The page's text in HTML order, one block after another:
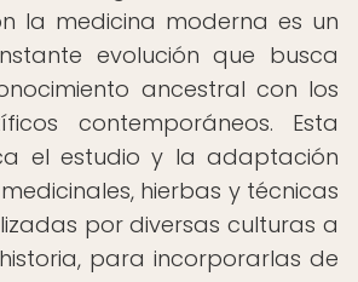
la medicina moderna es un
evolución que busca
ancestral con los
contemporáneos. Esta
el estudio y la adaptación
hierbas y técnicas
por diversas culturas a
para incorporarlas de